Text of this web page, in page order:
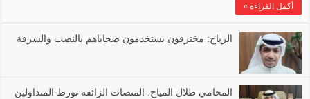
أكمل القراءة »
الرباح: مخترقون يستخدمون ضحاياهم بالنصب والسرقة
المحامي طلال المياح: المنصات الزائفة تورط المتداولين